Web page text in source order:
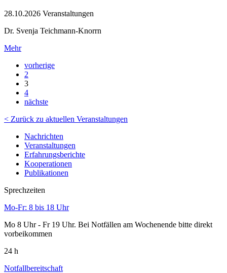
28.10.2026 Veranstaltungen
Dr. Svenja Teichmann-Knorrn
Mehr
vorherige
2
3
4
nächste
< Zurück zu aktuellen Veranstaltungen
Nachrichten
Veranstaltungen
Erfahrungsberichte
Kooperationen
Publikationen
Sprechzeiten
Mo-Fr: 8 bis 18 Uhr
Mo 8 Uhr - Fr 19 Uhr. Bei Notfällen am Wochenende bitte direkt
vorbeikommen
24 h
Notfallbereitschaft